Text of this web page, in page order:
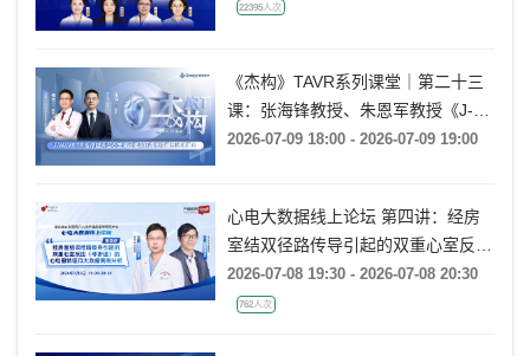
22395人次
《杰构》TAVR系列课堂｜第二十三
课：张海锋教授、朱恩军教授《J-
VALVE TF 治疗超大左心室流出道
2026-07-09 18:00 - 2026-07-09 19:00
心电大数据线上论坛 第四讲：经房
室结双径路传导引起的双重心室反应
(非折返)的心电图特征及大数据案例
分析
2026-07-08 19:30 - 2026-07-08 20:30
762人次